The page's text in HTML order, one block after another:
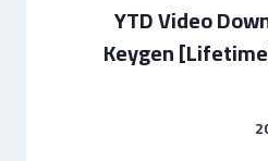
YTD Video
Keygen